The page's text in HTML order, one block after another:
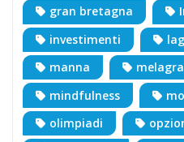
gran bretagna
investimenti
manna
mindfulness
olimpiadi